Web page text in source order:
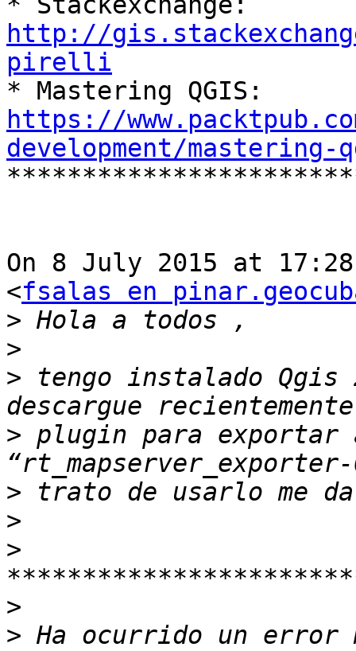
http://
pirelli
https://
development/mastering-
On 8 July 2015 at
<fsalas en
>
>
> tengo instalado Qgis
> plugin para exportar
>
>
>
>
> Ha ocurrido un error